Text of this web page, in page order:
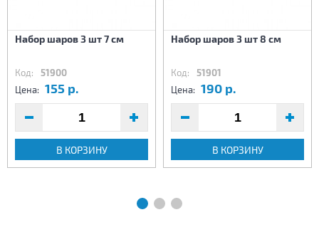
Набор шаров 3 шт 7 см
Код: 51900
Цена: 155 р.
В КОРЗИНУ
Набор шаров 3 шт 8 см
Код: 51901
Цена: 190 р.
В КОРЗИНУ